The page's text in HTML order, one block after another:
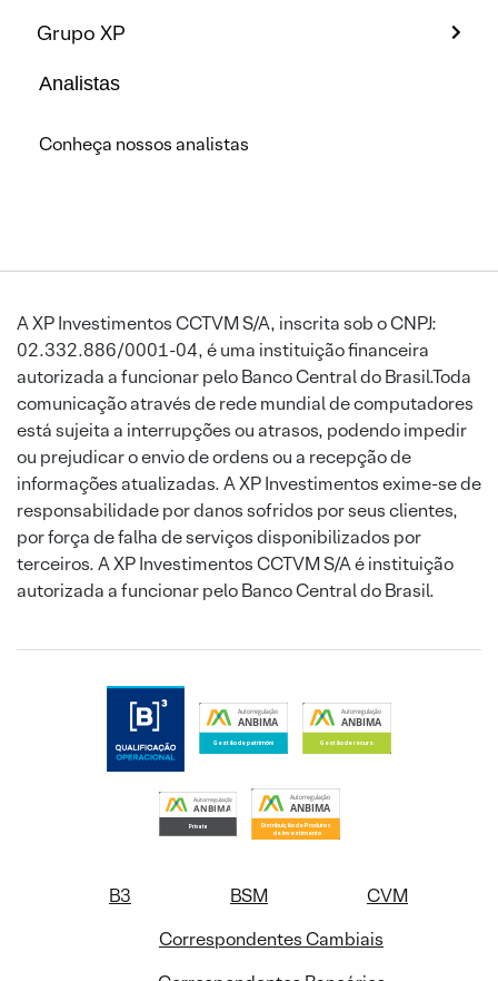
Grupo XP
Analistas
Conheça nossos analistas
A XP Investimentos CCTVM S/A, inscrita sob o CNPJ:
02.332.886/0001-04, é uma instituição financeira
autorizada a funcionar pelo Banco Central do Brasil.Toda
comunicação através de rede mundial de computadores
está sujeita a interrupções ou atrasos, podendo impedir
ou prejudicar o envio de ordens ou a recepção de
informações atualizadas. A XP Investimentos exime-se de
responsabilidade por danos sofridos por seus clientes,
por força de falha de serviços disponibilizados por
terceiros. A XP Investimentos CCTVM S/A é instituição
autorizada a funcionar pelo Banco Central do Brasil.
B3 BSM
CVM
Correspondentes Cambiais